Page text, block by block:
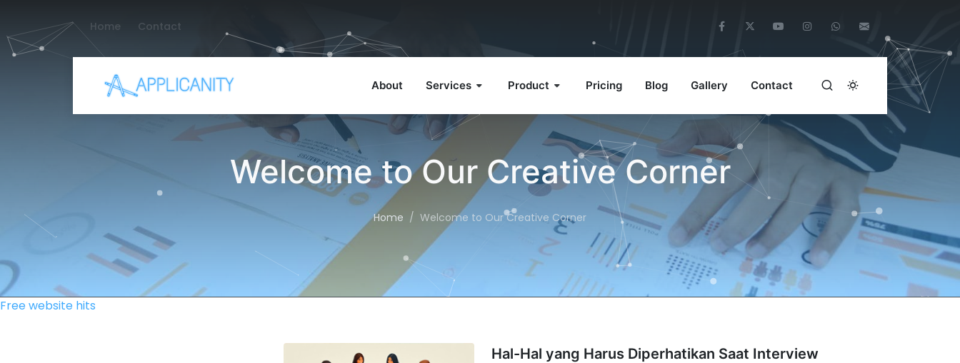
Home Contact
About Services Product Pricing Blog Gallery Contact
Welcome to Our Creative Corner
Home Welcome to Our Creative Corner
Free website hits
Hal-Hal yang Harus Diperhatikan Saat Interview